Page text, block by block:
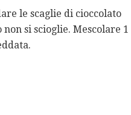
le scaglie di cioccolato
si scioglie. Mescolare 1